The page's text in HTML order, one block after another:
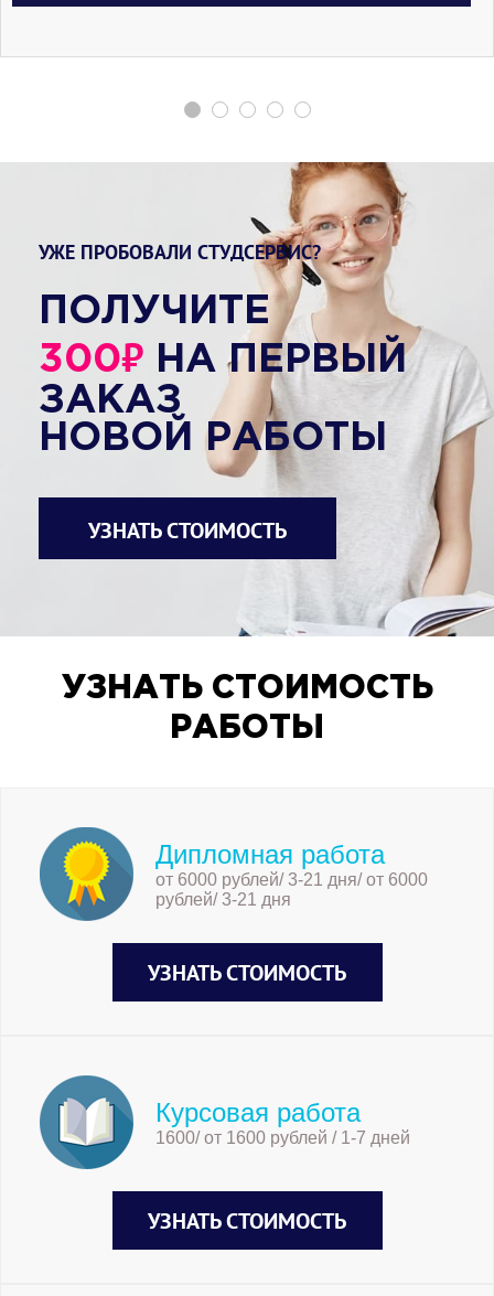
УЖЕ ПРОБОВАЛИ СТУДСЕРВИС?
ПОЛУЧИТЕ
300₽ НА ПЕРВЫЙ
ЗАКАЗ
НОВОЙ РАБОТЫ
УЗНАТЬ СТОИМОСТЬ
УЗНАТЬ СТОИМОСТЬ
РАБОТЫ
Дипломная работа
от 6000 рублей/ 3-21 дня/ от 6000
рублей/ 3-21 дня
УЗНАТЬ СТОИМОСТЬ
Курсовая работа
1600/ от 1600 рублей / 1-7 дней
УЗНАТЬ СТОИМОСТЬ